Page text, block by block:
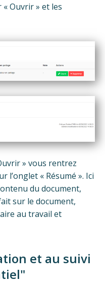
Ouvrir » et les
» vous rentrez
l’onglet « Résumé ». Ici
du document,
sur le document,
au travail et
et au suivi